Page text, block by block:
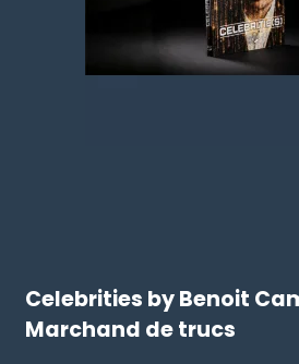
Celebrities by Benoit
Marchand de trucs